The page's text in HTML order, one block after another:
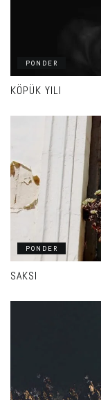
PONDER
KÖPÜK YILI
PONDER
SAKSI